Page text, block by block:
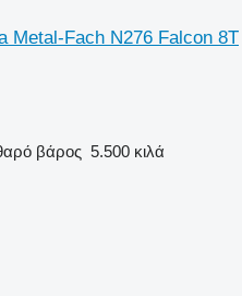
Metal-Fach N276 Falcon 8T
βάρος 5.500 κιλά